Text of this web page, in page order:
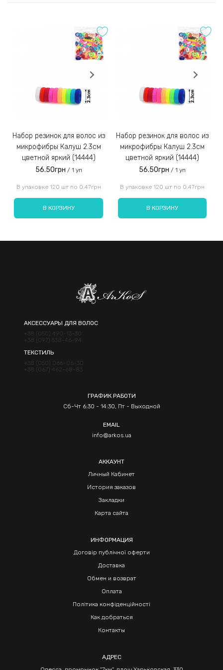
Набор резинок для волос из
микрофибры Калуш 2.3см
цветной яркий (14444)
56.50грн / 1 уп
В упаковке 120 шт по 0.47грн
В КОРЗИНУ
Набор резинок для волос из
микрофибры Калуш 2.3см
цветной яркий (14444)
56.50грн / 1 уп
В упаковке 120 шт по 0.47грн
В КОРЗИНУ
АКСЕССУАРЫ ДЛЯ ВОЛОС
+38 (050) 490-13-30
+38 (097) 538-46-94
ТЕКСТИЛЬ
+38 (050) 066-06-30
+38 (067) 462-68-83
ГРАФИК РАБОТИ
Сб-Чт 6:30 - 14:30, Пт - Выходной
EMAIL
info@arkos.ua
АККАУНТ
Личный Кабинет
История заказов
Закладки
Карта сайта
ИНФОРМАЦИЯ
Договір публічної оферти
Доставка
Обмен и возврат
Оплата
Політика конфіденційності
Как добраться
Контакты
АДРЕС